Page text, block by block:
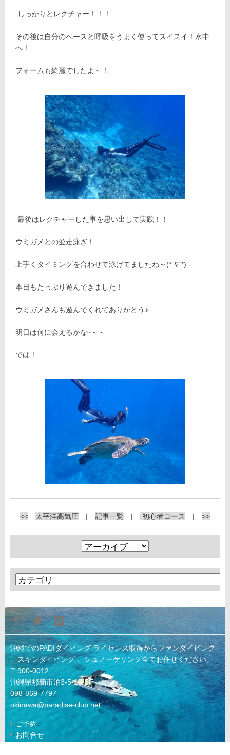
しっかりとレクチャー！！！
その後は自分のペースと呼吸をうまく使ってスイスイ！水中
へ！
フォームも綺麗でしたよ～！
最後はレクチャーした事を思い出して実践！！
ウミガメとの並走泳ぎ！
上手くタイミングを合わせて泳げてましたね～(*´∇`*)
本日もたっぷり遊んできました！
ウミガメさんも遊んでくれてありがとう♪
明日は何に会えるかな~～～
では！
<< 太平洋高気圧 | 記事一覧 | 初心者コース | >>
沖縄でのPADIダイビング ライセンス取得からファンダイビング
、スキンダイビング 、シュノーケリング全てお任せください。
〒900-0012
沖縄県那覇市泊3-5-10-1F
098-869-7797
okinawa@paradise-club.net
ご予約
お問合せ